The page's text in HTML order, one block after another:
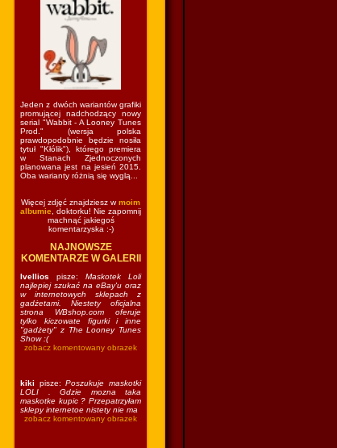
Jeden z dwóch wariantów grafiki
promującej nadchodzący nowy
serial "Wabbit - A Looney Tunes
Prod." (wersja polska
prawdopodobnie będzie nosiła
tytuł "Kłólik"), którego premiera
w Stanach Zjednoczonych
planowana jest na jesień 2015.
Oba warianty różnią się wyglą...
Więcej zdjęć znajdziesz wmoim
albumie , doktorku! Nie zapomnij
machnąć jakiegoś
komentarzyska :-)
NAJNOWSZE
KOMENTARZE W GALERII
Ivellios pisze: Maskotek Loli
najlepiej szukać na eBay'u oraz
w internetowych sklepach z
gadżetami. Niestety oficjalna
strona WBshop.com oferuje
tylko kiczowate figurki i inne
"gadżety" z The Looney Tunes
Show :(
zobacz komentowany obrazek
kiki pisze:Poszukuje maskotki
LOLI . Gdzie mozna taka
maskotke kupic ? Przepatrzyłam
sklepy internetoe nistety nie ma
zobacz komentowany obrazek